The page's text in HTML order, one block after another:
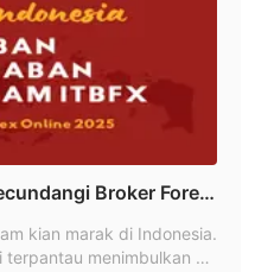
akun Nano dan Standar,
ECN, tingkatnya adalah
yang spesifik.
Broker Forex
Promosi & Withdr
kian marak di Indonesia.
menimbulkan ba